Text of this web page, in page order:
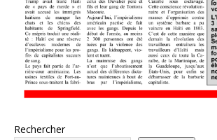
Rechercher